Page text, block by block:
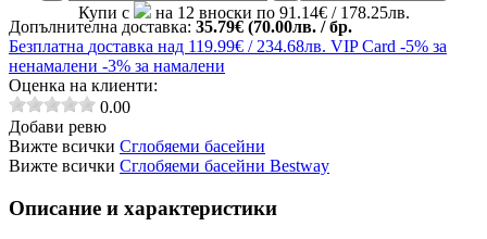
Купи с на 12 вноски по 91.14€ / 178.25лв.
Допълнителна доставка: 35.79€ (70.00лв. / бр.
Безплатна доставка над 119.99€ / 234.68лв. VIP Card -5% за
ненамалени -3% за намалени
Оценка на клиенти:
0.00
Добави ревю
Вижте всички Сглобяеми басейни
Вижте всички Сглобяеми басейни Bestway
Описание и характеристики